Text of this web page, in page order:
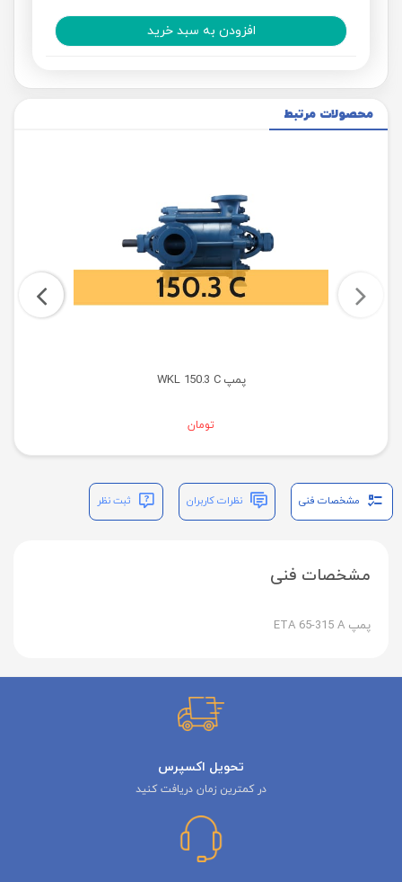
افزودن به سبد خرید
محصولات مرتبط
پمپ WKL 150.3 C
تومان
مشخصات فنی نظرات کاربران ثبت نظر
مشخصات فنی
پمپ ETA 65-315 A
تحویل اکسپرس
در کمترین زمان دریافت کنید